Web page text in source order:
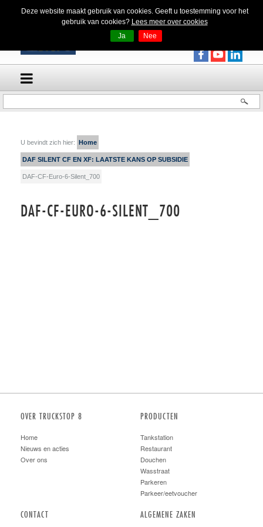
Deze website maakt gebruik van cookies. Geeft u toestemming voor het
gebruik van cookies? Lees meer over cookies
Ja
Nee
U bevindt zich hier: Home
DAF SILENT CF EN XF: LAATSTE KANS OP SUBSIDIE
DAF-CF-Euro-6-Silent_700
DAF-CF-EURO-6-SILENT_700
OVER TRUCKSTOP 8
Home
Nieuws en acties
Over ons
PRODUCTEN
Tankstation
Restaurant
Douchen
Wasstraat
Parkeren
Parkeer/eetvoucher
CONTACT ALGEMENE ZAKEN